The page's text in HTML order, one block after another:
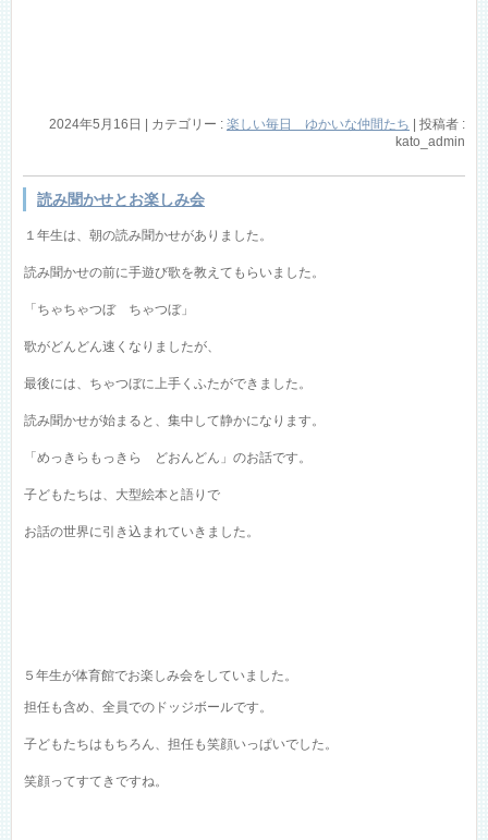
2024年5月16日 カテゴリー : 楽しい毎日 ゆかいな仲間たち
投稿者 :
kato_admin
読み聞かせとお楽しみ会
１年生は、朝の読み聞かせがありました。
読み聞かせの前に手遊び歌を教えてもらいました。
「ちゃちゃつぼ ちゃつぼ」
歌がどんどん速くなりましたが、
最後には、ちゃつぼに上手くふたができました。
読み聞かせが始まると、集中して静かになります。
「めっきらもっきら どおんどん」のお話です。
子どもたちは、大型絵本と語りで
お話の世界に引き込まれていきました。
５年生が体育館でお楽しみ会をしていました。
担任も含め、全員でのドッジボールです。
子どもたちはもちろん、担任も笑顔いっぱいでした。
笑顔ってすてきですね。